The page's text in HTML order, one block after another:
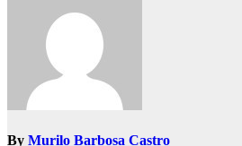
By Murilo Barbosa Castro